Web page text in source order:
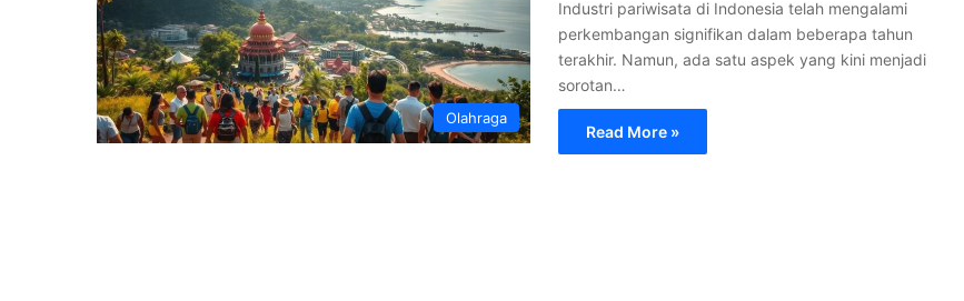
Olahraga
Industri pariwisata di Indonesia telah mengalami
perkembangan signifikan dalam beberapa tahun
terakhir. Namun, ada satu aspek yang kini menjadi
sorotan…
Read More »